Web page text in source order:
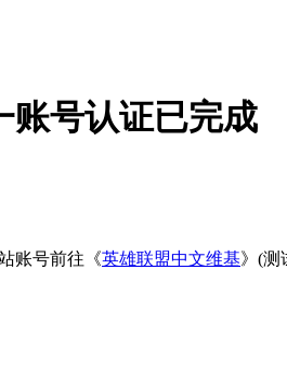
账号认证已完成
账号前往《英雄联盟中文维基》(测